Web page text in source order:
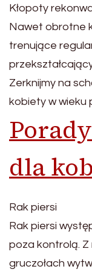
Kłopoty
Nawet obrotne
trenujące
Zerknijmy na
kobiety w wieku
dla
Rak piersi
Rak piersi
poza kontrolą. Z
gruczołach